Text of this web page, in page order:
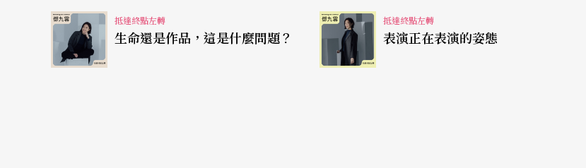
事者問題，去猜出他寫下的情緒是什麼。問題也要迴避到情緒相關的字眼與行為，最常出現的錯
誤就是你有哭嗎？你什麼感覺？大家會立刻發現問問題需要技巧，每個人會陷入自己的評判邏
輯。當事者要在不說謊不隱瞞的狀態下，盡量不被猜出答案。我稱這遊戲為「猜情緒」（想不到
抵達終點左轉
生命還是作品，這是什麼問題？
抵達終點左轉
表演正在表演的姿態